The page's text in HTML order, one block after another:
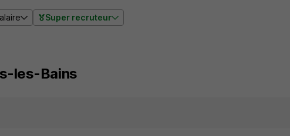
Super recruteur
les-Bains